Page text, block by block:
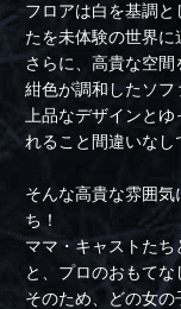
フロアは白を基調と
たを未体験の世界に
さらに、高貴な空間
紺色が調和したソフ
上品なデザインと
れること間違いな
そんな高貴な雰囲
ち！
ママ・キャストたち
と、プロのおもてな
そのため、どの女